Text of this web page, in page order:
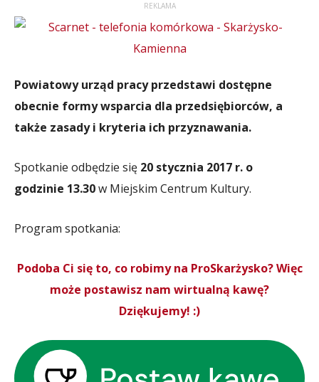
REKLAMA
Powiatowy urząd pracy przedstawi dostępne
obecnie formy wsparcia dla przedsiębiorców, a
także zasady i kryteria ich przyznawania.
Spotkanie odbędzie się 20 stycznia 2017 r. o
godzinie 13.30w Miejskim Centrum Kultury.
Program spotkania:
Podoba Ci się to, co robimy na ProSkarżysko? Więc
może postawisz nam wirtualną kawę?
Dziękujemy! :)